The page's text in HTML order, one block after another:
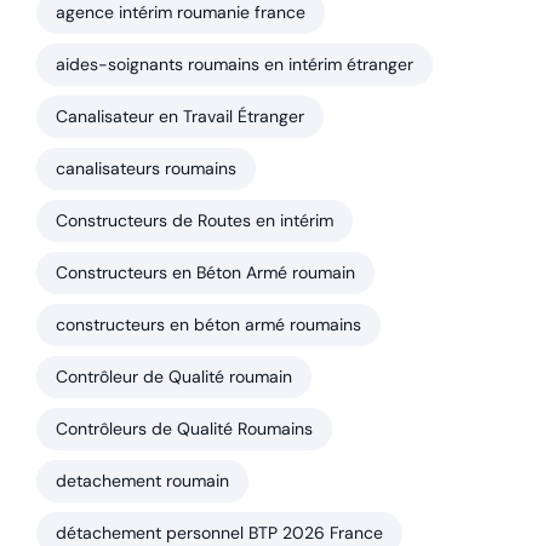
agence intérim roumanie france
aides-soignants roumains en intérim étranger
Canalisateur en Travail Étranger
canalisateurs roumains
Constructeurs de Routes en intérim
Constructeurs en Béton Armé roumain
constructeurs en béton armé roumains
Contrôleur de Qualité roumain
Contrôleurs de Qualité Roumains
detachement roumain
détachement personnel BTP 2026 France